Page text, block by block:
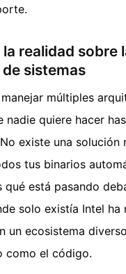
realidad sobre
sistemas
múltiples
nadie quiere hacer
existe una solución
tus binarios
qué está pasando
solo existía Intel ha
un ecosistema
como el código.